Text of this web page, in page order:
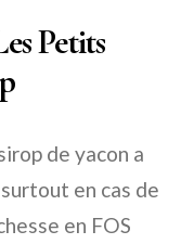
Petits
de yacon a
en cas de
en FOS